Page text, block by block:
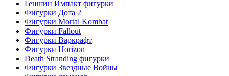
Геншин Импакт фигурки
Фигурки Дота 2
Фигурки Mortal Kombat
Фигурки Fallout
Фигурки Варкрафт
Фигурки Horizon
Death Stranding фигурки
Фигурки Звездные Войны